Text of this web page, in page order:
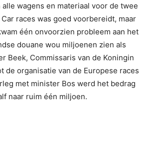
wagens en materiaal voor de twee
races was goed voorbereidt, maar
één onvoorzien probleem aan het
douane wou miljoenen zien als
Beek, Commissaris van de Koningin
de organisatie van de Europese races
met minister Bos werd het bedrag
naar ruim één miljoen.